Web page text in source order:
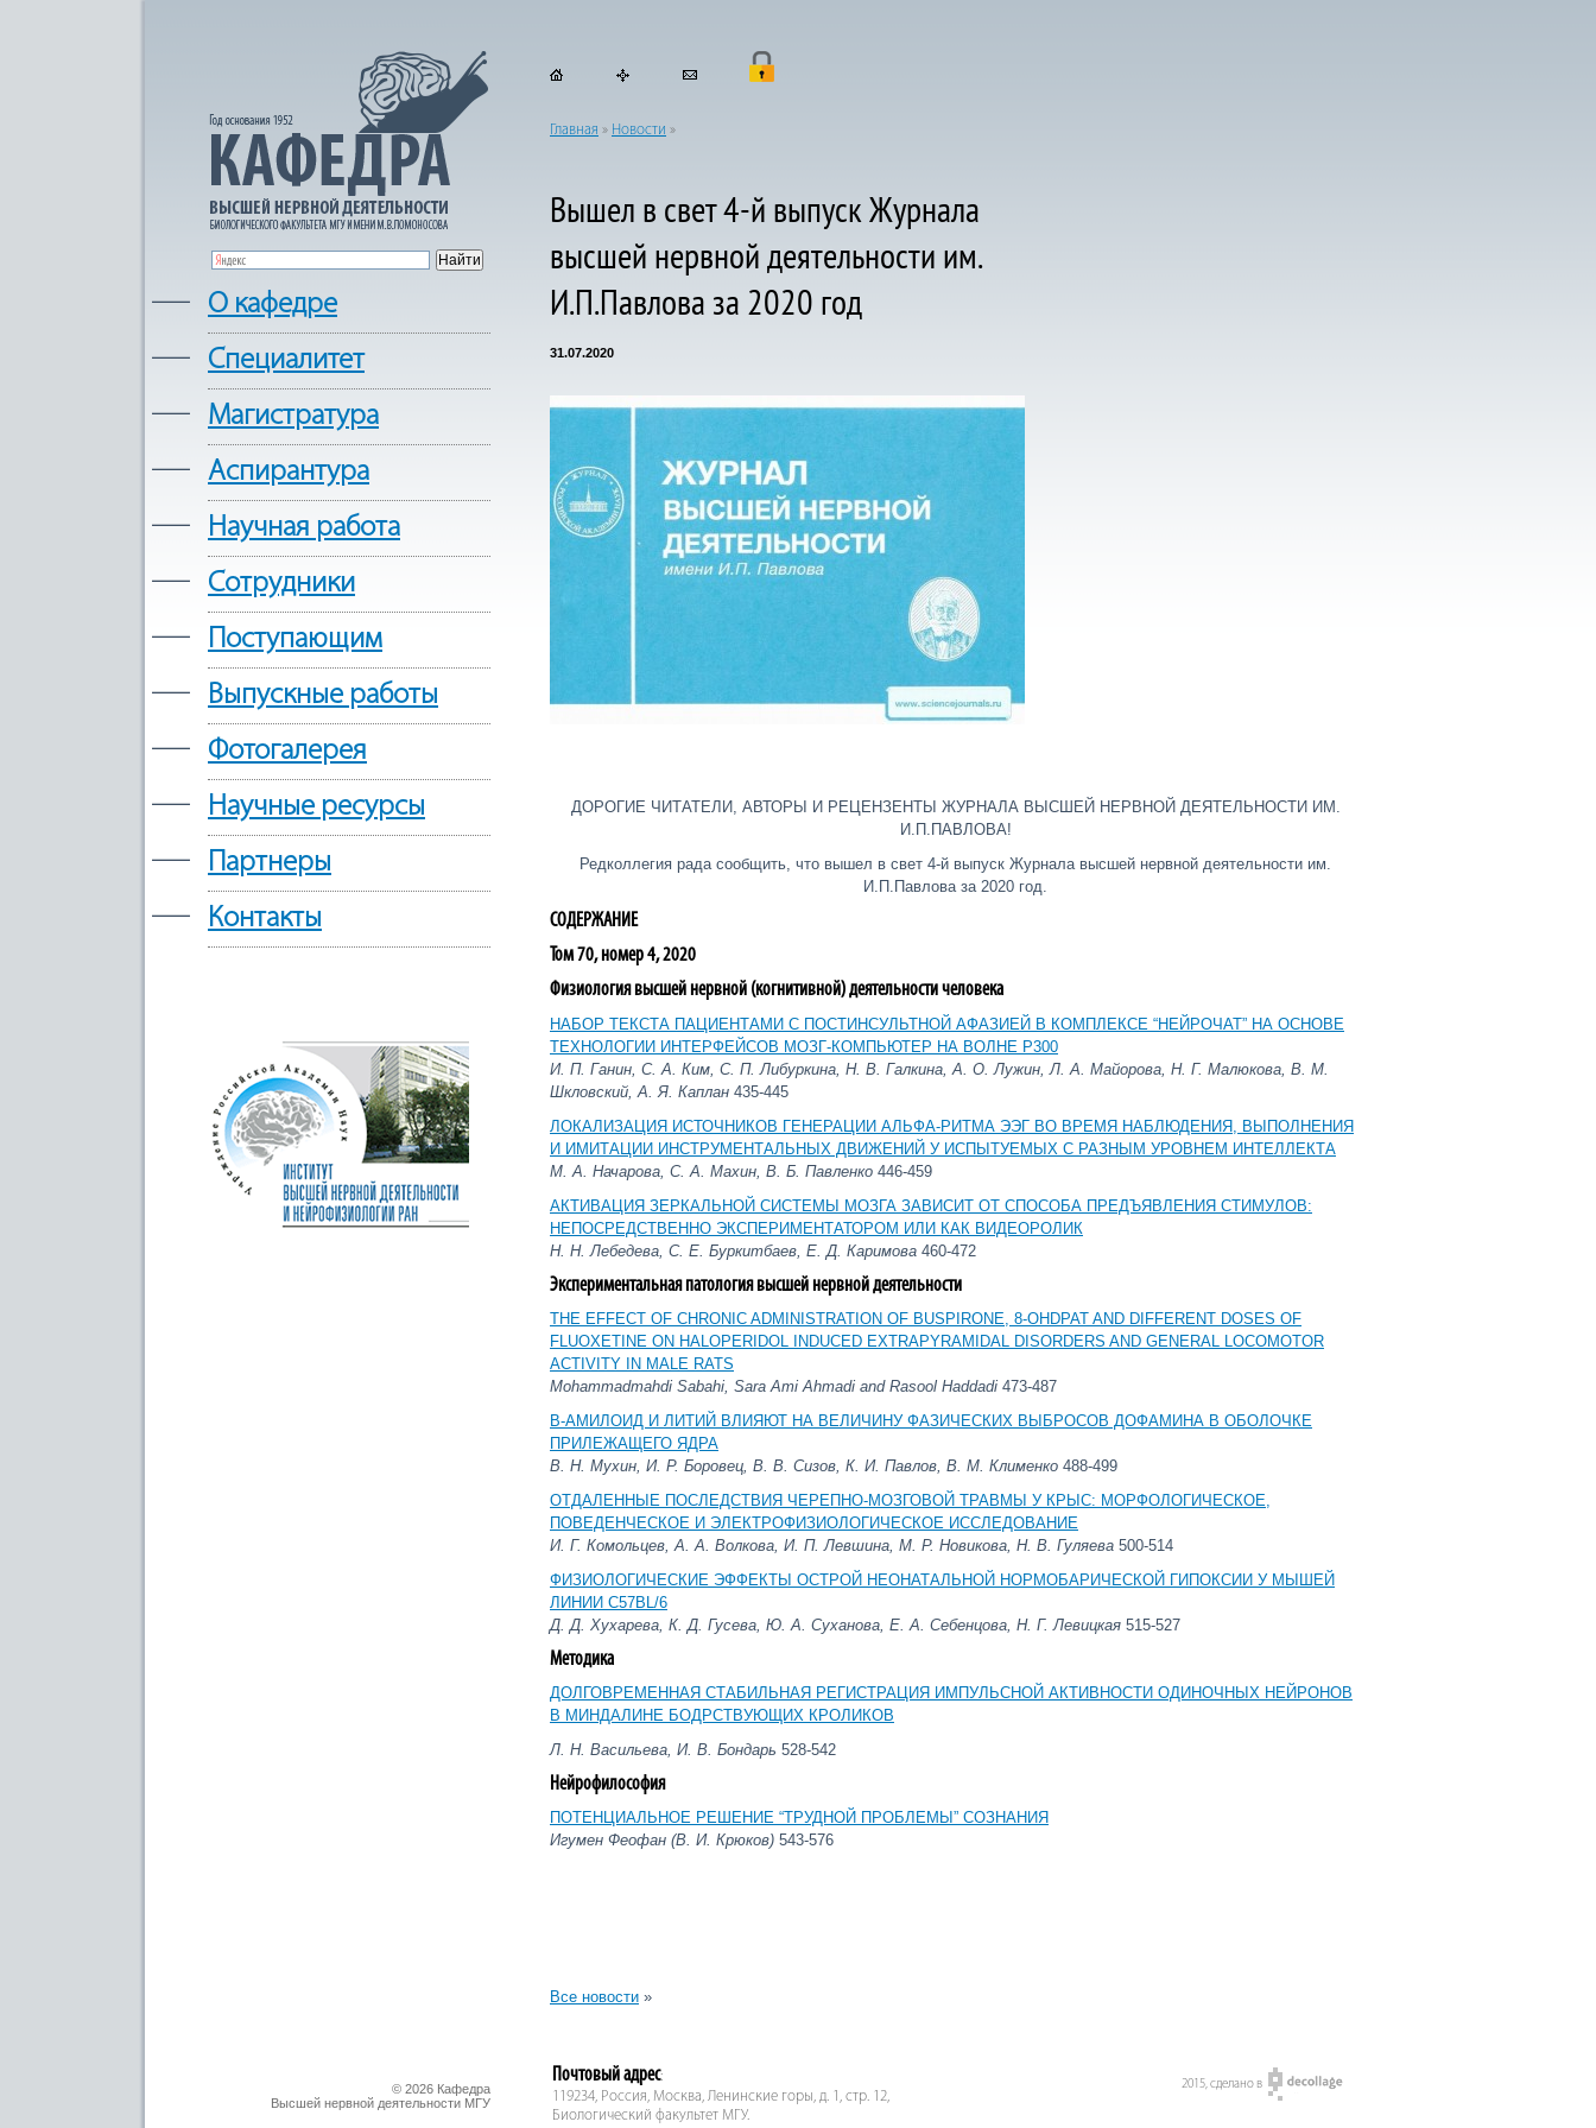
— О кафедре
— Cпециалитет
— Магистратура
— Аспирантура
— Научная работа
— Сотрудники
— Поступающим
— Выпускные работы
— Фотогалерея
— Научные ресурсы
— Партнеры
— Контакты
Главная » Новости »
Вышел в свет 4-й выпуск Журнала
высшей нервной деятельности им.
И.П.Павлова за 2020 год
31.07.2020
ДОРОГИЕ ЧИТАТЕЛИ, АВТОРЫ И РЕЦЕНЗЕНТЫ ЖУРНАЛА ВЫСШЕЙ НЕРВНОЙ ДЕЯТЕЛЬНОСТИ ИМ.
И.П.ПАВЛОВА!
Редколлегия рада сообщить, что вышел в свет 4-й выпуск Журнала высшей нервной деятельности им.
И.П.Павлова за 2020 год.
СОДЕРЖАНИЕ
Том 70, номер 4, 2020
Физиология высшей нервной (когнитивной) деятельности человека
НАБОР ТЕКСТА ПАЦИЕНТАМИ С ПОСТИНСУЛЬТНОЙ АФАЗИЕЙ В КОМПЛЕКСЕ “НЕЙРОЧАТ” НА ОСНОВЕ
ТЕХНОЛОГИИ ИНТЕРФЕЙСОВ МОЗГ-КОМПЬЮТЕР НА ВОЛНЕ P300
И. П. Ганин, С. А. Ким, С. П. Либуркина, Н. В. Галкина, А. О. Лужин, Л. А. Майорова, Н. Г. Малюкова, В. М.
Шкловский, А. Я. Каплан 435-445
ЛОКАЛИЗАЦИЯ ИСТОЧНИКОВ ГЕНЕРАЦИИ АЛЬФА-РИТМА ЭЭГ ВО ВРЕМЯ НАБЛЮДЕНИЯ, ВЫПОЛНЕНИЯ
И ИМИТАЦИИ ИНСТРУМЕНТАЛЬНЫХ ДВИЖЕНИЙ У ИСПЫТУЕМЫХ С РАЗНЫМ УРОВНЕМ ИНТЕЛЛЕКТА
М. А. Начарова, С. А. Махин, В. Б. Павленко 446-459
АКТИВАЦИЯ ЗЕРКАЛЬНОЙ СИСТЕМЫ МОЗГА ЗАВИСИТ ОТ СПОСОБА ПРЕДЪЯВЛЕНИЯ СТИМУЛОВ:
НЕПОСРЕДСТВЕННО ЭКСПЕРИМЕНТАТОРОМ ИЛИ КАК ВИДЕОРОЛИК
Н. Н. Лебедева, С. Е. Буркитбаев, Е. Д. Каримова 460-472
Экспериментальная патология высшей нервнойдеятельности
THE EFFECT OF CHRONIC ADMINISTRATION OF BUSPIRONE, 8-OHDPAT AND DIFFERENT DOSES OF
FLUOXETINE ON HALOPERIDOL INDUCED EXTRAPYRAMIDAL DISORDERS AND GENERAL LOCOMOTOR
ACTIVITY IN MALE RATS
Mohammadmahdi Sabahi, Sara Ami Ahmadi and Rasool Haddadi 473-487
Β-АМИЛОИД И ЛИТИЙ ВЛИЯЮТ НА ВЕЛИЧИНУ ФАЗИЧЕСКИХ ВЫБРОСОВ ДОФАМИНА В ОБОЛОЧКЕ
ПРИЛЕЖАЩЕГО ЯДРА
В. Н. Мухин, И. Р. Боровец, В. В. Сизов, К. И. Павлов, В. М. Клименко 488-499
ОТДАЛЕННЫЕ ПОСЛЕДСТВИЯ ЧЕРЕПНО-МОЗГОВОЙ ТРАВМЫ У КРЫС: МОРФОЛОГИЧЕСКОЕ,
ПОВЕДЕНЧЕСКОЕ И ЭЛЕКТРОФИЗИОЛОГИЧЕСКОЕ ИССЛЕДОВАНИЕ
И. Г. Комольцев, А. А. Волкова, И. П. Левшина, М. Р. Новикова, Н. В. Гуляева 500-514
ФИЗИОЛОГИЧЕСКИЕ ЭФФЕКТЫ ОСТРОЙ НЕОНАТАЛЬНОЙ НОРМОБАРИЧЕСКОЙ ГИПОКСИИ У МЫШЕЙ
ЛИНИИ C57BL/6
Д. Д. Хухарева, К. Д. Гусева, Ю. А. Суханова, Е. А. Себенцова, Н. Г. Левицкая 515-527
Методика
ДОЛГОВРЕМЕННАЯ СТАБИЛЬНАЯ РЕГИСТРАЦИЯ ИМПУЛЬСНОЙ АКТИВНОСТИ ОДИНОЧНЫХ НЕЙРОНОВ
В МИНДАЛИНЕ БОДРСТВУЮЩИХ КРОЛИКОВ
Л. Н. Васильева, И. В. Бондарь 528-542
Нейрофилософия
ПОТЕНЦИАЛЬНОЕ РЕШЕНИЕ “ТРУДНОЙ ПРОБЛЕМЫ” СОЗНАНИЯ
Игумен Феофан (В. И. Крюков) 543-576
Все новости »
© 2026 Кафедра
Высшей нервной деятельности МГУ
Почтовый адрес:
119234, Россия, Москва, Ленинские горы, д. 1, стр. 12,
Биологический факультет МГУ.
2015, сделано в